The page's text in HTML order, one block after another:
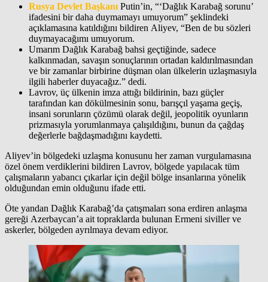
Rusya Devlet Başkanı Putin’in, “‘Dağlık Karabağ sorunu’
ifadesini bir daha duymamayı umuyorum” şeklindeki
açıklamasına katıldığını bildiren Aliyev, “Ben de bu sözleri
duymayacağımı umuyorum.
Umarım Dağlık Karabağ bahsi geçtiğinde, sadece
kalkınmadan, savaşın sonuçlarının ortadan kaldırılmasından
ve bir zamanlar birbirine düşman olan ülkelerin uzlaşmasıyla
ilgili haberler duyacağız.” dedi.
Lavrov, üç ülkenin imza attığı bildirinin, bazı güçler
tarafından kan dökülmesinin sonu, barışçıl yaşama geçiş,
insani sorunların çözümü olarak değil, jeopolitik oyunların
prizmasıyla yorumlanmaya çalışıldığını, bunun da çağdaş
değerlerle bağdaşmadığını kaydetti.
Aliyev’in bölgedeki uzlaşma konusunu her zaman vurgulamasına
özel önem verdiklerini bildiren Lavrov, bölgede yapılacak tüm
çalışmaların yabancı çıkarlar için değil bölge insanlarına yönelik
olduğundan emin olduğunu ifade etti.
Öte yandan Dağlık Karabağ’da çatışmaları sona erdiren anlaşma
gereği Azerbaycan’a ait topraklarda bulunan Ermeni siviller ve
askerler, bölgeden ayrılmaya devam ediyor.